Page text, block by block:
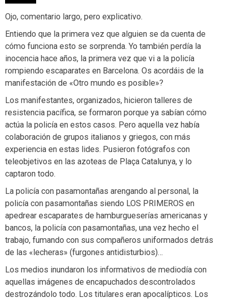
Ojo, comentario largo, pero explicativo.
Entiendo que la primera vez que alguien se da cuenta de
cómo funciona esto se sorprenda. Yo también perdía la
inocencia hace años, la primera vez que vi a la policía
rompiendo escaparates en Barcelona. Os acordáis de la
manifestación de «Otro mundo es posible»?
Los manifestantes, organizados, hicieron talleres de
resistencia pacífica, se formaron porque ya sabían cómo
actúa la policía en estos casos. Pero aquella vez había
colaboración de grupos italianos y griegos, con más
experiencia en estas lides. Pusieron fotógrafos con
teleobjetivos en las azoteas de Plaça Catalunya, y lo
captaron todo.
La policía con pasamontañas arengando al personal, la
policía con pasamontañas siendo LOS PRIMEROS en
apedrear escaparates de hamburgueserías americanas y
bancos, la policía con pasamontañas, una vez hecho el
trabajo, fumando con sus compañeros uniformados detrás
de las «lecheras» (furgones antidisturbios)…
Los medios inundaron los informativos de mediodía con
aquellas imágenes de encapuchados descontrolados
destrozándolo todo. Los titulares eran apocalípticos. Los